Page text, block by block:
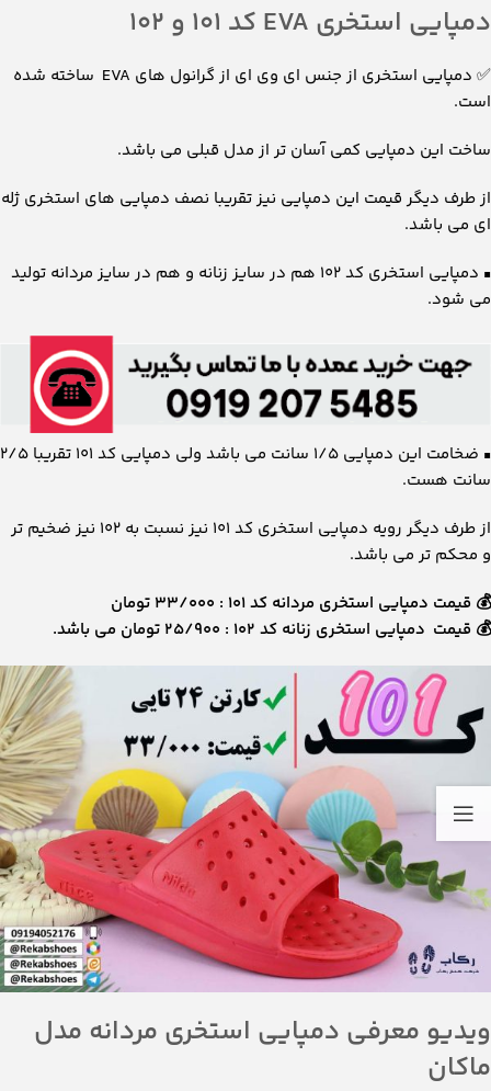
دمپایی استخری EVA کد ۱۰۱ و ۱۰۲
✅ دمپایی استخری از جنس ای وی ای از گرانول های EVA ساخته شده
است.
ساخت این دمپایی کمی آسان تر از مدل قبلی می باشد.
از طرف دیگر قیمت این دمپایی نیز تقریبا نصف دمپایی های استخری ژله
ای می باشد.
▪️ دمپایی استخری کد ۱۰۲ هم در سایز زنانه و هم در سایز مردانه تولید
می شود.
▪️ ضخامت این دمپایی ۱/۵ سانت می باشد ولی دمپایی کد ۱۰۱ تقریبا ۲/۵
سانت هست.
از طرف دیگر رویه دمپایی استخری کد ۱۰۱ نیز نسبت به ۱۰۲ نیز ضخیم تر
و محکم تر می باشد.
💰 قیمت دمپایی استخری مردانه کد ۱۰۱ : ۳۳/۰۰۰ تومان
💰 قیمت دمپایی استخری زنانه کد ۱۰۲ : ۲۵/۹۰۰ تومان می باشد.
ویدیو معرفی دمپایی استخری مردانه مدل
ماکان